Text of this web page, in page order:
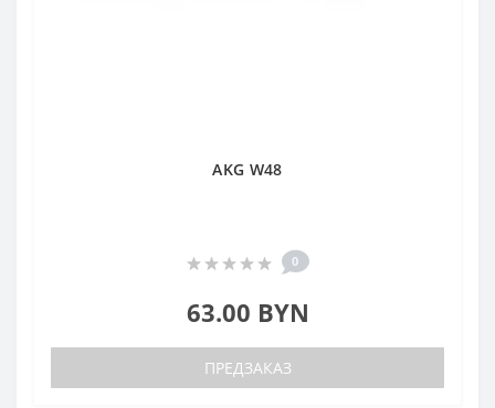
AKG W48
0
63.00 BYN
ПРЕДЗАКАЗ